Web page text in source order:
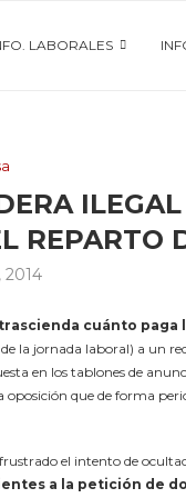
LABORALES
REPARTO
2014
cuánto paga
la jornada laboral) a un
en los tablones de
oposición que de forma
el intento de
a la petición de